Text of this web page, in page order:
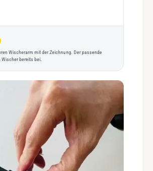
Wischerarm mit der Zeichnung. Der passende
bereits bei.